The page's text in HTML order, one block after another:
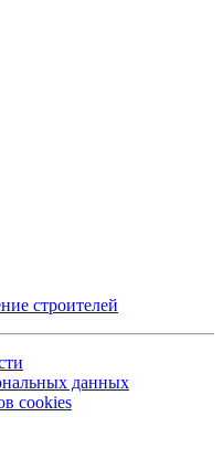
строителей
данных
cookies